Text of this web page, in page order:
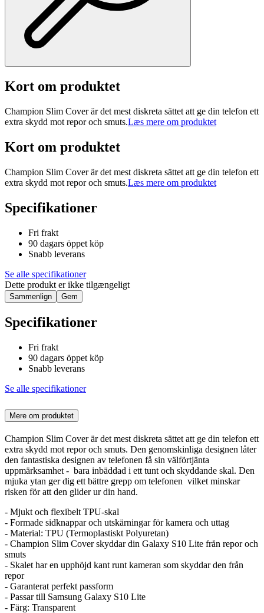
Kort om produktet
Champion Slim Cover är det mest diskreta sättet att ge din telefon ett
extra skydd mot repor och smuts.Læs mere om produktet
Kort om produktet
Champion Slim Cover är det mest diskreta sättet att ge din telefon ett
extra skydd mot repor och smuts.Læs mere om produktet
Specifikationer
Fri frakt
90 dagars öppet köp
Snabb leverans
Se alle specifikationer
Dette produkt er ikke tilgængeligt
Sammenlign Gem
Specifikationer
Fri frakt
90 dagars öppet köp
Snabb leverans
Se alle specifikationer
Mere om produktet
Champion Slim Cover är det mest diskreta sättet att ge din telefon ett
extra skydd mot repor och smuts. Den genomskinliga designen låter
den fantastiska designen av telefonen få sin välförtjänta
uppmärksamhet - bara inbäddad i ett tunt och skyddande skal. Den
mjuka ytan ger dig ett bättre grepp om telefonen vilket minskar
risken för att den glider ur din hand.
- Mjukt och flexibelt TPU-skal
- Formade sidknappar och utskärningar för kamera och uttag
- Material: TPU (Termoplastiskt Polyuretan)
- Champion Slim Cover skyddar din Galaxy S10 Lite från repor och
smuts
- Skalet har en upphöjd kant runt kameran som skyddar den från
repor
- Garanterat perfekt passform
- Passar till Samsung Galaxy S10 Lite
- Färg: Transparent